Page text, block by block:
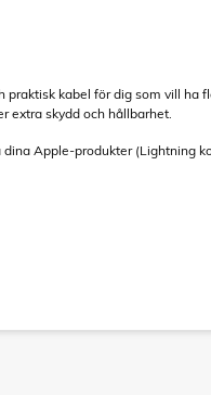
praktisk kabel för dig som vill
extra skydd och hållbarhet.
Apple-produkter (Lightning